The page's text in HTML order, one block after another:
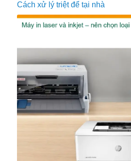
Cách xử lý triệt để tại nhà